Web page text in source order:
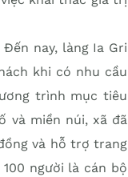
nay, làng Ia Gri
khi có nhu cầu
trình mục tiêu
và miền núi, xã đã
và hỗ trợ trang
người là cán bộ